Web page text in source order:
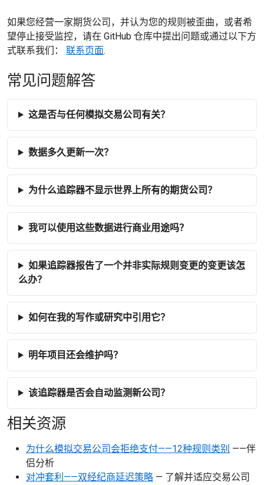
如果您经营一家期货公司，并认为您的规则被歪曲，或者希
望停止接受监控，请在 GitHub 仓库中提出问题或通过以下方
式联系我们： 联系页面.
常见问题解答
这是否与任何模拟交易公司有关？
数据多久更新一次？
为什么追踪器不显示世界上所有的期货公司？
我可以使用这些数据进行商业用途吗？
如果追踪器报告了一个并非实际规则变更的变更该怎
么办？
如何在我的写作或研究中引用它？
明年项目还会维护吗？
该追踪器是否会自动监测新公司？
相关资源
为什么模拟交易公司会拒绝支付——12种规则类别 ——伴
侣分析
对冲套利——双经纪商延迟策略 — 了解并适应交易公司